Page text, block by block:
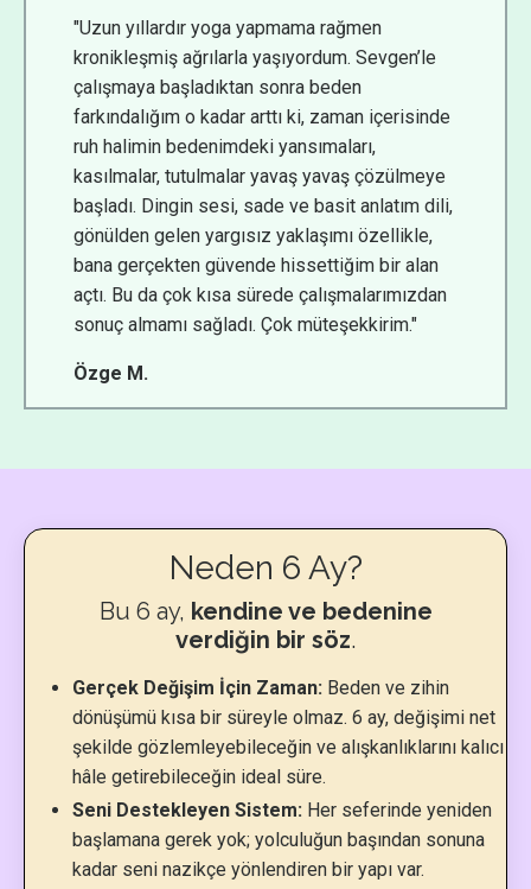
"Uzun yıllardır yoga yapmama rağmen
kronikleşmiş ağrılarla yaşıyordum. Sevgen’le
çalışmaya başladıktan sonra beden
farkındalığım o kadar arttı ki, zaman içerisinde
ruh halimin bedenimdeki yansımaları,
kasılmalar, tutulmalar yavaş yavaş çözülmeye
başladı. Dingin sesi, sade ve basit anlatım dili,
gönülden gelen yargısız yaklaşımı özellikle,
bana gerçekten güvende hissettiğim bir alan
açtı. Bu da çok kısa sürede çalışmalarımızdan
sonuç almamı sağladı. Çok müteşekkirim."
Özge M.
Neden 6 Ay?
Bu 6 ay, kendine ve bedenine
verdiğin bir söz.
Gerçek Değişim İçin Zaman: Beden ve zihin
dönüşümü kısa bir süreyle olmaz. 6 ay, değişimi net
şekilde gözlemleyebileceğin ve alışkanlıklarını kalıcı
hâle getirebileceğin ideal süre.
Seni Destekleyen Sistem: Her seferinde yeniden
başlamana gerek yok; yolculuğun başından sonuna
kadar seni nazikçe yönlendiren bir yapı var.